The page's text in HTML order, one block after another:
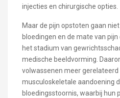
injecties en chirurgische opties.
Maar de pijn opstoten gaan
bloedingen en de mate van
het stadium van
medische beeldvorming.
volwassenen meer gerelateerd
musculoskeletale aandoening
bloedingsstoornis, waarbij hun